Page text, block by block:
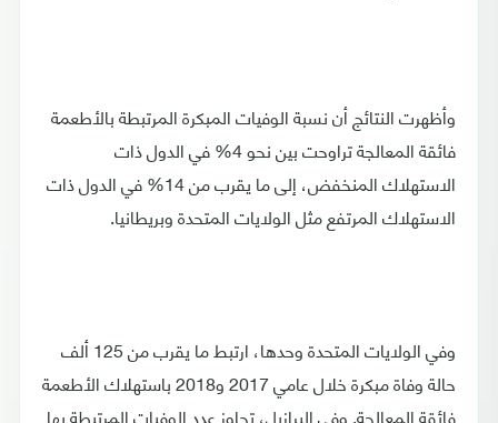
وأظهرت النتائج أن نسبة الوفيات المبكرة المرتبطة بالأطعمة
فائقة المعالجة تراوحت بين نحو 4% في الدول ذات
الاستهلاك المنخفض، إلى ما يقرب من 14% في الدول ذات
الاستهلاك المرتفع مثل الولايات المتحدة وبريطانيا.
وفي الولايات المتحدة وحدها، ارتبط ما يقرب من 125 ألف
حالة وفاة مبكرة خلال عامي 2017 و2018 باستهلاك الأطعمة
فائقة المعالجة. وفي البرازيل، تجاوز عدد الوفيات المرتبطة بها